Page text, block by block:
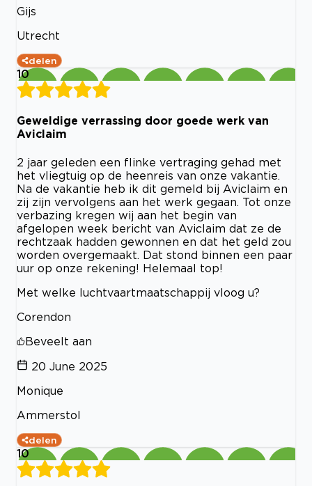
Gijs
Utrecht
delen
10
Geweldige verrassing door goede werk van
Aviclaim
2 jaar geleden een flinke vertraging gehad met
het vliegtuig op de heenreis van onze vakantie.
Na de vakantie heb ik dit gemeld bij Aviclaim en
zij zijn vervolgens aan het werk gegaan. Tot onze
verbazing kregen wij aan het begin van
afgelopen week bericht van Aviclaim dat ze de
rechtzaak hadden gewonnen en dat het geld zou
worden overgemaakt. Dat stond binnen een paar
uur op onze rekening! Helemaal top!
Met welke luchtvaartmaatschappij vloog u?
Corendon
Beveelt aan
20 June 2025
Monique
Ammerstol
delen
10